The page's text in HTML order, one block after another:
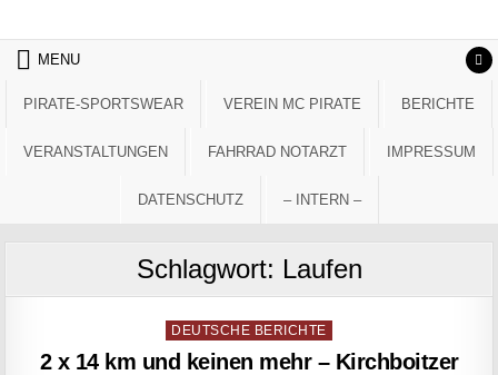
MENU
PIRATE-SPORTSWEAR VEREIN MC PIRATE BERICHTE
VERANSTALTUNGEN FAHRRAD NOTARZT IMPRESSUM
DATENSCHUTZ – INTERN –
Schlagwort: Laufen
Posted in
DEUTSCHE BERICHTE
2 x 14 km und keinen mehr – Kirchboitzer